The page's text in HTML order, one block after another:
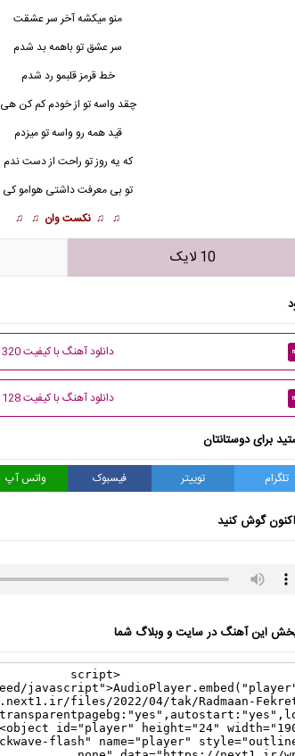
منو میکشه آخر سر عشقت
سر عشق تو باهمه بد شدم
خط قرمز قلبمو رد شدم
چقد واسه تو از خودم کم کن هی
قید همه رو واسه تو میزدم
که یه روز تو راحت از دست ندم
تو بی معرفت داشتی هوامو کی
♫ ♫ نکست وان ♫ ♫
10 لایک
دانلود آهنگ با کیفیت 320
دانلود آهنگ با کیفیت 128
برای دوستانتان
تلگرام توییتر فیسبوک واتس آپ
گوش کنید
این آهنگ در سایت و وبلاگ شما